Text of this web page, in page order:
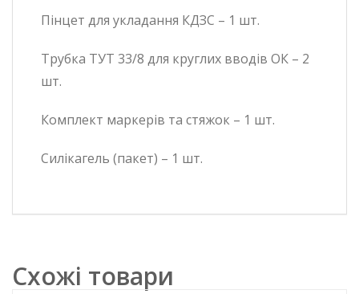
Пінцет для укладання КДЗС – 1 шт.
Трубка ТУТ 33/8 для круглих вводів ОК – 2
шт.
Комплект маркерів та стяжок – 1 шт.
Силікагель (пакет) – 1 шт.
Схожі товари